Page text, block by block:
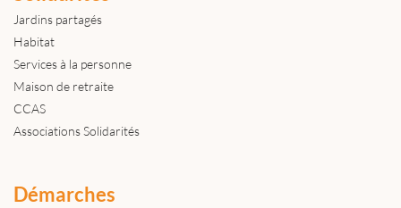
Jardins partagés
Habitat
Services à la personne
Maison de retraite
CCAS
Associations Solidarités
Démarches